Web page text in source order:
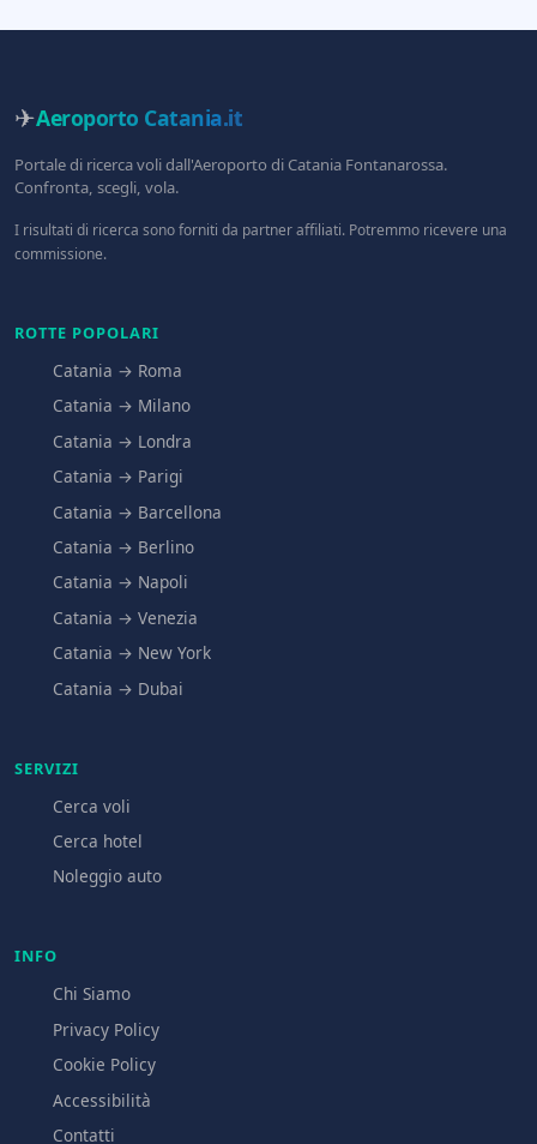
✈Aeroporto Catania.it
Portale di ricerca voli dall'Aeroporto di Catania Fontanarossa.
Confronta, scegli, vola.
I risultati di ricerca sono forniti da partner affiliati. Potremmo ricevere una
commissione.
ROTTE POPOLARI
Catania → Roma
Catania → Milano
Catania → Londra
Catania → Parigi
Catania → Barcellona
Catania → Berlino
Catania → Napoli
Catania → Venezia
Catania → New York
Catania → Dubai
SERVIZI
Cerca voli
Cerca hotel
Noleggio auto
INFO
Chi Siamo
Privacy Policy
Cookie Policy
Accessibilità
Contatti